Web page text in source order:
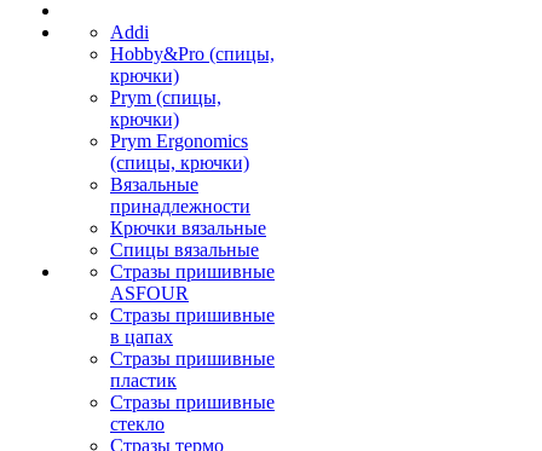
Addi
Hobby&Pro (спицы,
крючки)
Prym (спицы,
крючки)
Prym Ergonomics
(спицы, крючки)
Вязальные
принадлежности
Крючки вязальные
Спицы вязальные
Стразы пришивные
ASFOUR
Стразы пришивные
в цапах
Стразы пришивные
пластик
Стразы пришивные
стекло
Стразы термо